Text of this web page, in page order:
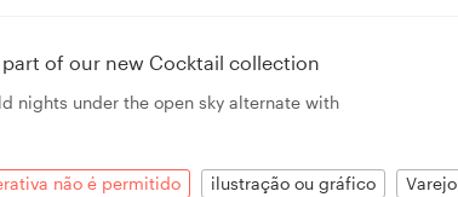
of our new Cocktail collection
nights under the open sky alternate with
não é permitido ilustração ou gráfico Varejo